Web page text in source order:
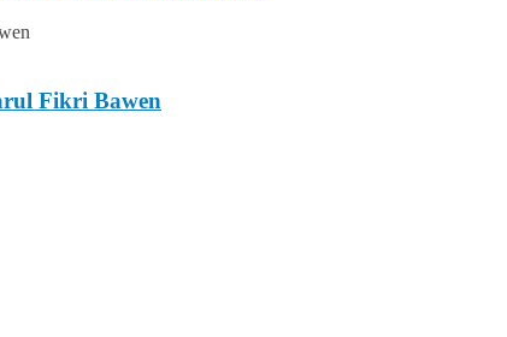
Fikri Bawen